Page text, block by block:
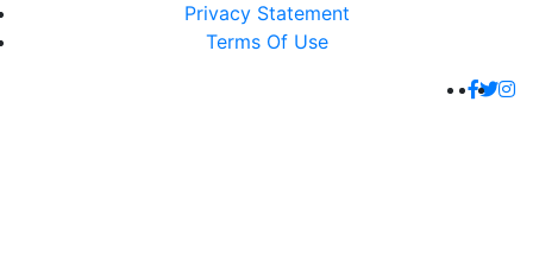
Privacy Statement
Terms Of Use